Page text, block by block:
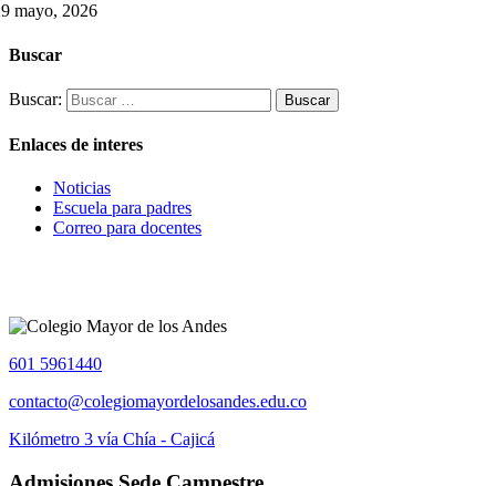
mayo, 2026
Buscar
Buscar:
Enlaces de interes
Noticias
Escuela para padres
Correo para docentes
601 5961440
contacto@colegiomayordelosandes.edu.co
Kilómetro 3 vía Chía - Cajicá